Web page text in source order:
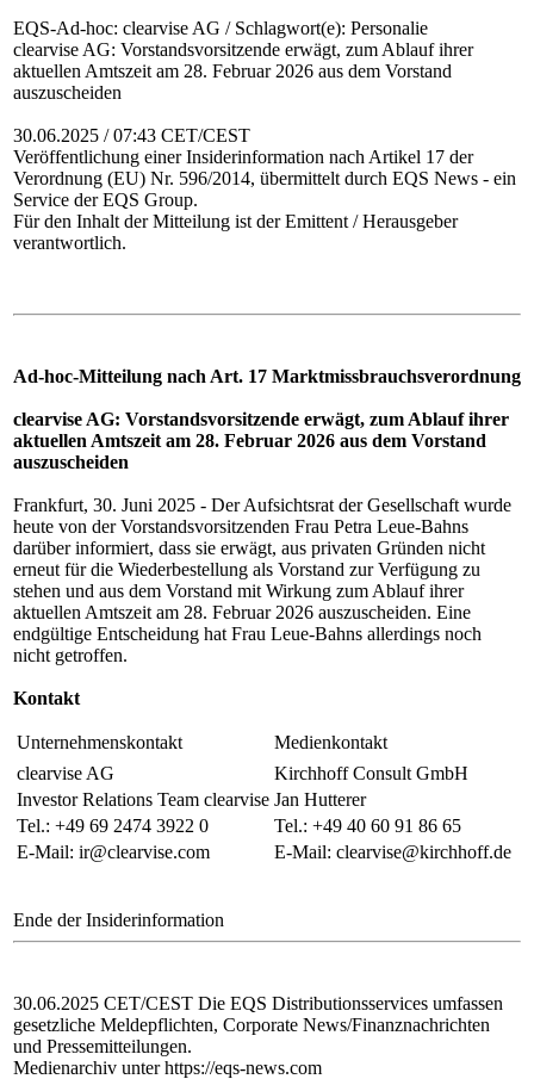
EQS-Ad-hoc: clearvise AG / Schlagwort(e): Personalie
clearvise AG: Vorstandsvorsitzende erwägt, zum Ablauf ihrer
aktuellen Amtszeit am 28. Februar 2026 aus dem Vorstand
auszuscheiden
30.06.2025 / 07:43 CET/CEST
Veröffentlichung einer Insiderinformation nach Artikel 17 der
Verordnung (EU) Nr. 596/2014, übermittelt durch EQS News - ein
Service der EQS Group.
Für den Inhalt der Mitteilung ist der Emittent / Herausgeber
verantwortlich.
Ad-hoc-Mitteilung nach Art. 17 Marktmissbrauchsverordnung
clearvise AG: Vorstandsvorsitzende erwägt, zum Ablauf ihrer
aktuellen Amtszeit am 28. Februar 2026 aus dem Vorstand
auszuscheiden
Frankfurt, 30. Juni 2025 - Der Aufsichtsrat der Gesellschaft wurde
heute von der Vorstandsvorsitzenden Frau Petra Leue-Bahns
darüber informiert, dass sie erwägt, aus privaten Gründen nicht
erneut für die Wiederbestellung als Vorstand zur Verfügung zu
stehen und aus dem Vorstand mit Wirkung zum Ablauf ihrer
aktuellen Amtszeit am 28. Februar 2026 auszuscheiden. Eine
endgültige Entscheidung hat Frau Leue-Bahns allerdings noch
nicht getroffen.
Kontakt
Unternehmenskontakt
Medienkontakt
clearvise AG
Kirchhoff Consult GmbH
Investor Relations Team clearvise Jan Hutterer
Tel.: +49 69 2474 3922 0
Tel.: +49 40 60 91 86 65
E-Mail: ir@clearvise.com
E-Mail: clearvise@kirchhoff.de
Ende der Insiderinformation
30.06.2025 CET/CEST Die EQS Distributionsservices umfassen
gesetzliche Meldepflichten, Corporate News/Finanznachrichten
und Pressemitteilungen.
Medienarchiv unter https://eqs-news.com